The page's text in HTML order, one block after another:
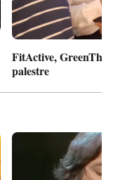
FitActive,
palestre